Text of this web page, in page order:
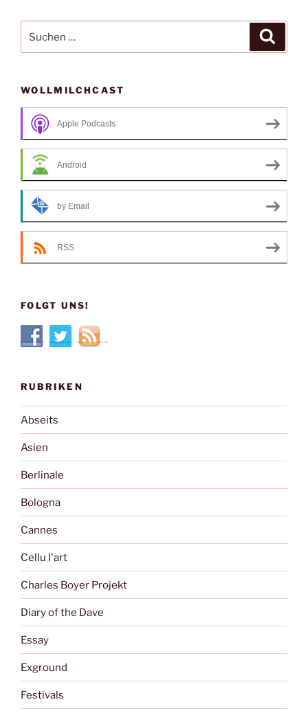
nach:
WOLLMILCHCAST
Apple Podcasts
Android
by Email
RSS
FOLGT UNS!
RUBRIKEN
Abseits
Asien
Berlinale
Bologna
Cannes
Cellu l'art
Charles Boyer Projekt
Diary of the Dave
Essay
Exground
Festivals